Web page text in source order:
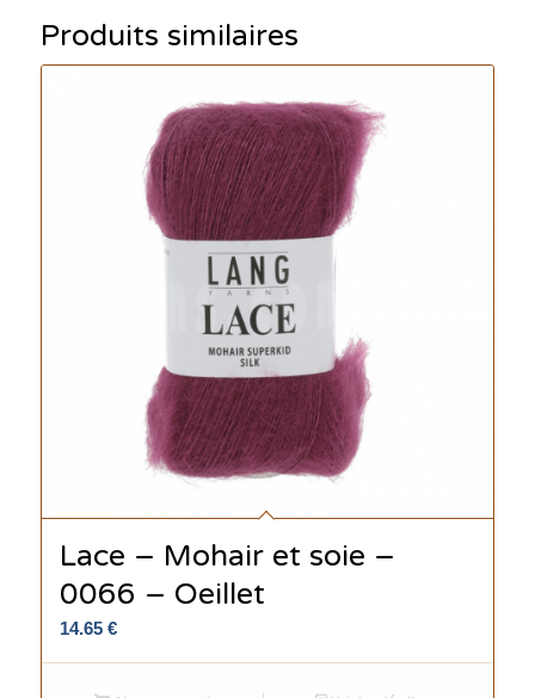
Produits similaires
Lace – Mohair et soie –
0066 – Oeillet
14.65 €